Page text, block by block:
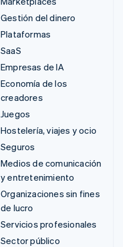
Gestión del dinero
Plataformas
SaaS
Empresas de IA
Economía de los
creadores
Juegos
Hostelería, viajes y ocio
Seguros
Medios de comunicación
y entretenimiento
Organizaciones sin fines
de lucro
Servicios profesionales
Sector público